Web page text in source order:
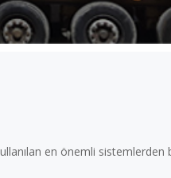
en önemli